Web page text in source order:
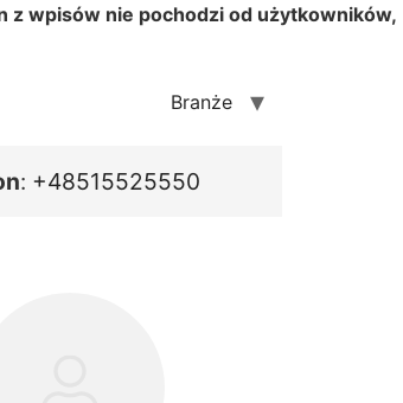
z wpisów nie pochodzi od użytkowników,
Branże
: +48515525550